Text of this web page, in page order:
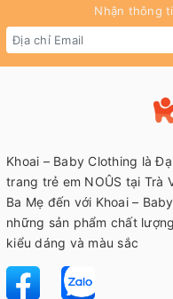
Nhận thông
Khoai – Baby Clothing là
trang trẻ em NOÛS tại Trà
Ba Mẹ đến với Khoai –
những sản phẩm chất
kiểu dáng và màu sắc